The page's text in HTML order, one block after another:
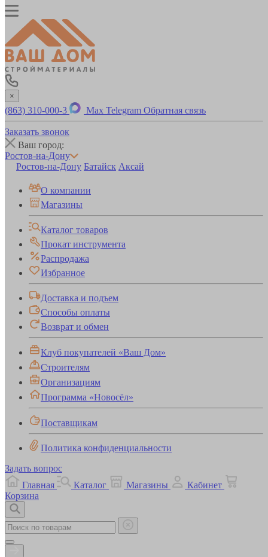
×
(863) 310-000-3 Max Telegram Обратная связь
Заказать звонок
Ваш город:
Ростов-на-Дону
Ростов-на-Дону Батайск Аксай
О компании
Магазины
Каталог товаров
Прокат инструмента
Распродажа
Избранное
Доставка и подъем
Способы оплаты
Возврат и обмен
Клуб покупателей «Ваш Дом»
Строителям
Организациям
Программа «Новосёл»
Поставщикам
Политика конфиденциальности
Задать вопрос
Главная
Каталог Магазины
Кабинет
Корзина